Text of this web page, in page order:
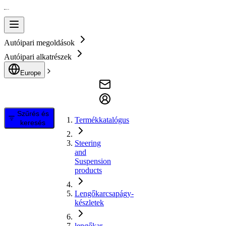
Autóipari megoldások
Autóipari alkatrészek
Europe
Szűrés és
keresés
Termékkatalógus
Steering
and
Suspension
products
Lengőkarcsapágy-
készletek